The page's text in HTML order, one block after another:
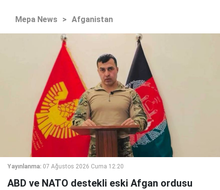
Mepa News > Afganistan
Yayınlanma: 07 Ağustos 2026 Cuma 12:20
ABD ve NATO destekli eski Afgan ordusu